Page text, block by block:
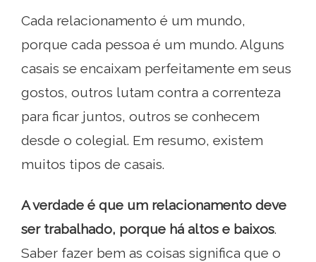
Cada relacionamento é um mundo,
porque cada pessoa é um mundo. Alguns
casais se encaixam perfeitamente em seus
gostos, outros lutam contra a correnteza
para ficar juntos, outros se conhecem
desde o colegial. Em resumo, existem
muitos tipos de casais.
A verdade é que um relacionamento deve
ser trabalhado, porque há altos e baixos.
Saber fazer bem as coisas significa que o